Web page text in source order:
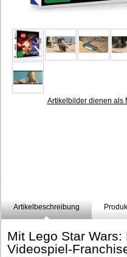
Artikelbilder dienen als
Artikelbeschreibung
Mit Lego Star
Videospiel-